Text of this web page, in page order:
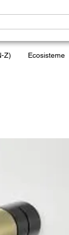
Z) Ecosisteme